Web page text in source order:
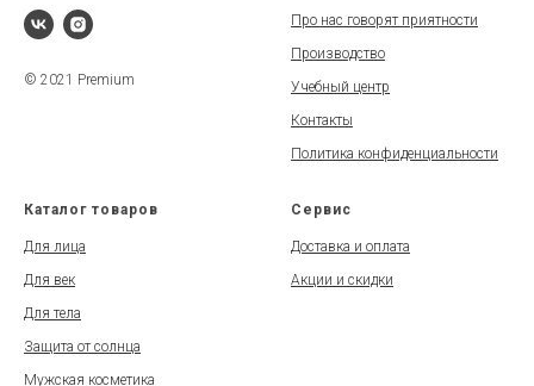
© 2021 Premium
Про нас говорят приятности
Производство
Учебный центр
Контакты
Политика конфиденциальности
Каталог товаров
Для лица
Для век
Для тела
Защита от солнца
Мужская косметика
Сервис
Доставка и оплата
Акции и скидки